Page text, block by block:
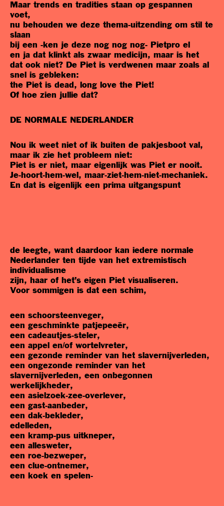
Maar trends en tradities staan op gespannen
voet,
nu behouden we deze thema-uitzending om stil te
slaan
bij een -ken je deze nog nog nog- Pietpro el
en ja dat klinkt als zwaar medicijn, maar is het
dat ook niet? De Piet is verdwenen maar zoals al
snel is gebleken:
the Piet is dead, long love the Piet!
Of hoe zien jullie dat?
DE NORMALE NEDERLANDER
Nou ik weet niet of ik buiten de pakjesboot val,
maar ik zie het probleem niet:
Piet is er niet, maar eigenlijk was Piet er nooit.
Je-hoort-hem-wel, maar-ziet-hem-niet-mechaniek.
En dat is eigenlijk een prima uitgangspunt
de leegte, want daardoor kan iedere normale
Nederlander ten tijde van het extremistisch
individualisme
zijn, haar of het’s eigen Piet visualiseren.
Voor sommigen is dat een schim,
een schoorsteenveger,
een geschminkte patjepeeër,
een cadeautjes-steler,
een appel en/of wortelvreter,
een gezonde reminder van het slavernijverleden,
een ongezonde reminder van het
slavernijverleden, een onbegonnen
werkelijkheder,
een asielzoek-zee-overlever,
een gast-aanbeder,
een dak-bekleder,
edelleden,
een kramp-pus uitkneper,
een allesweter,
een roe-bezweper,
een clue-ontnemer,
een koek en spelen-